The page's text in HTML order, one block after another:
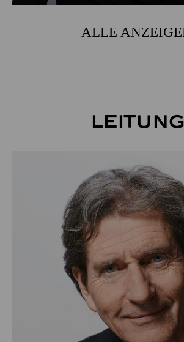
ALLE
Leitung